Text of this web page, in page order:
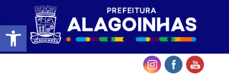
Barra de Ferramentas Aberta